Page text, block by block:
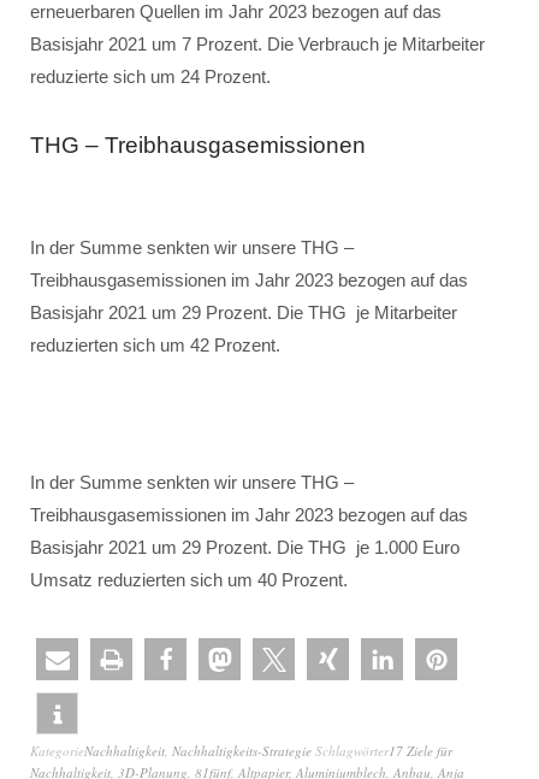
erneuerbaren Quellen im Jahr 2023 bezogen auf das
Basisjahr 2021 um 7 Prozent. Die Verbrauch je Mitarbeiter
reduzierte sich um 24 Prozent.
THG – Treibhausgasemissionen
In der Summe senkten wir unsere THG –
Treibhausgasemissionen im Jahr 2023 bezogen auf das
Basisjahr 2021 um 29 Prozent. Die THG je Mitarbeiter
reduzierten sich um 42 Prozent.
In der Summe senkten wir unsere THG –
Treibhausgasemissionen im Jahr 2023 bezogen auf das
Basisjahr 2021 um 29 Prozent. Die THG je 1.000 Euro
Umsatz reduzierten sich um 40 Prozent.
KategorieNachhaltigkeit, Nachhaltigkeits-Strategie Schlagwörter17 Ziele für
Nachhaltigkeit, 3D-Planung, 81fünf, Altpapier, Aluminiumblech, Anbau, Anja